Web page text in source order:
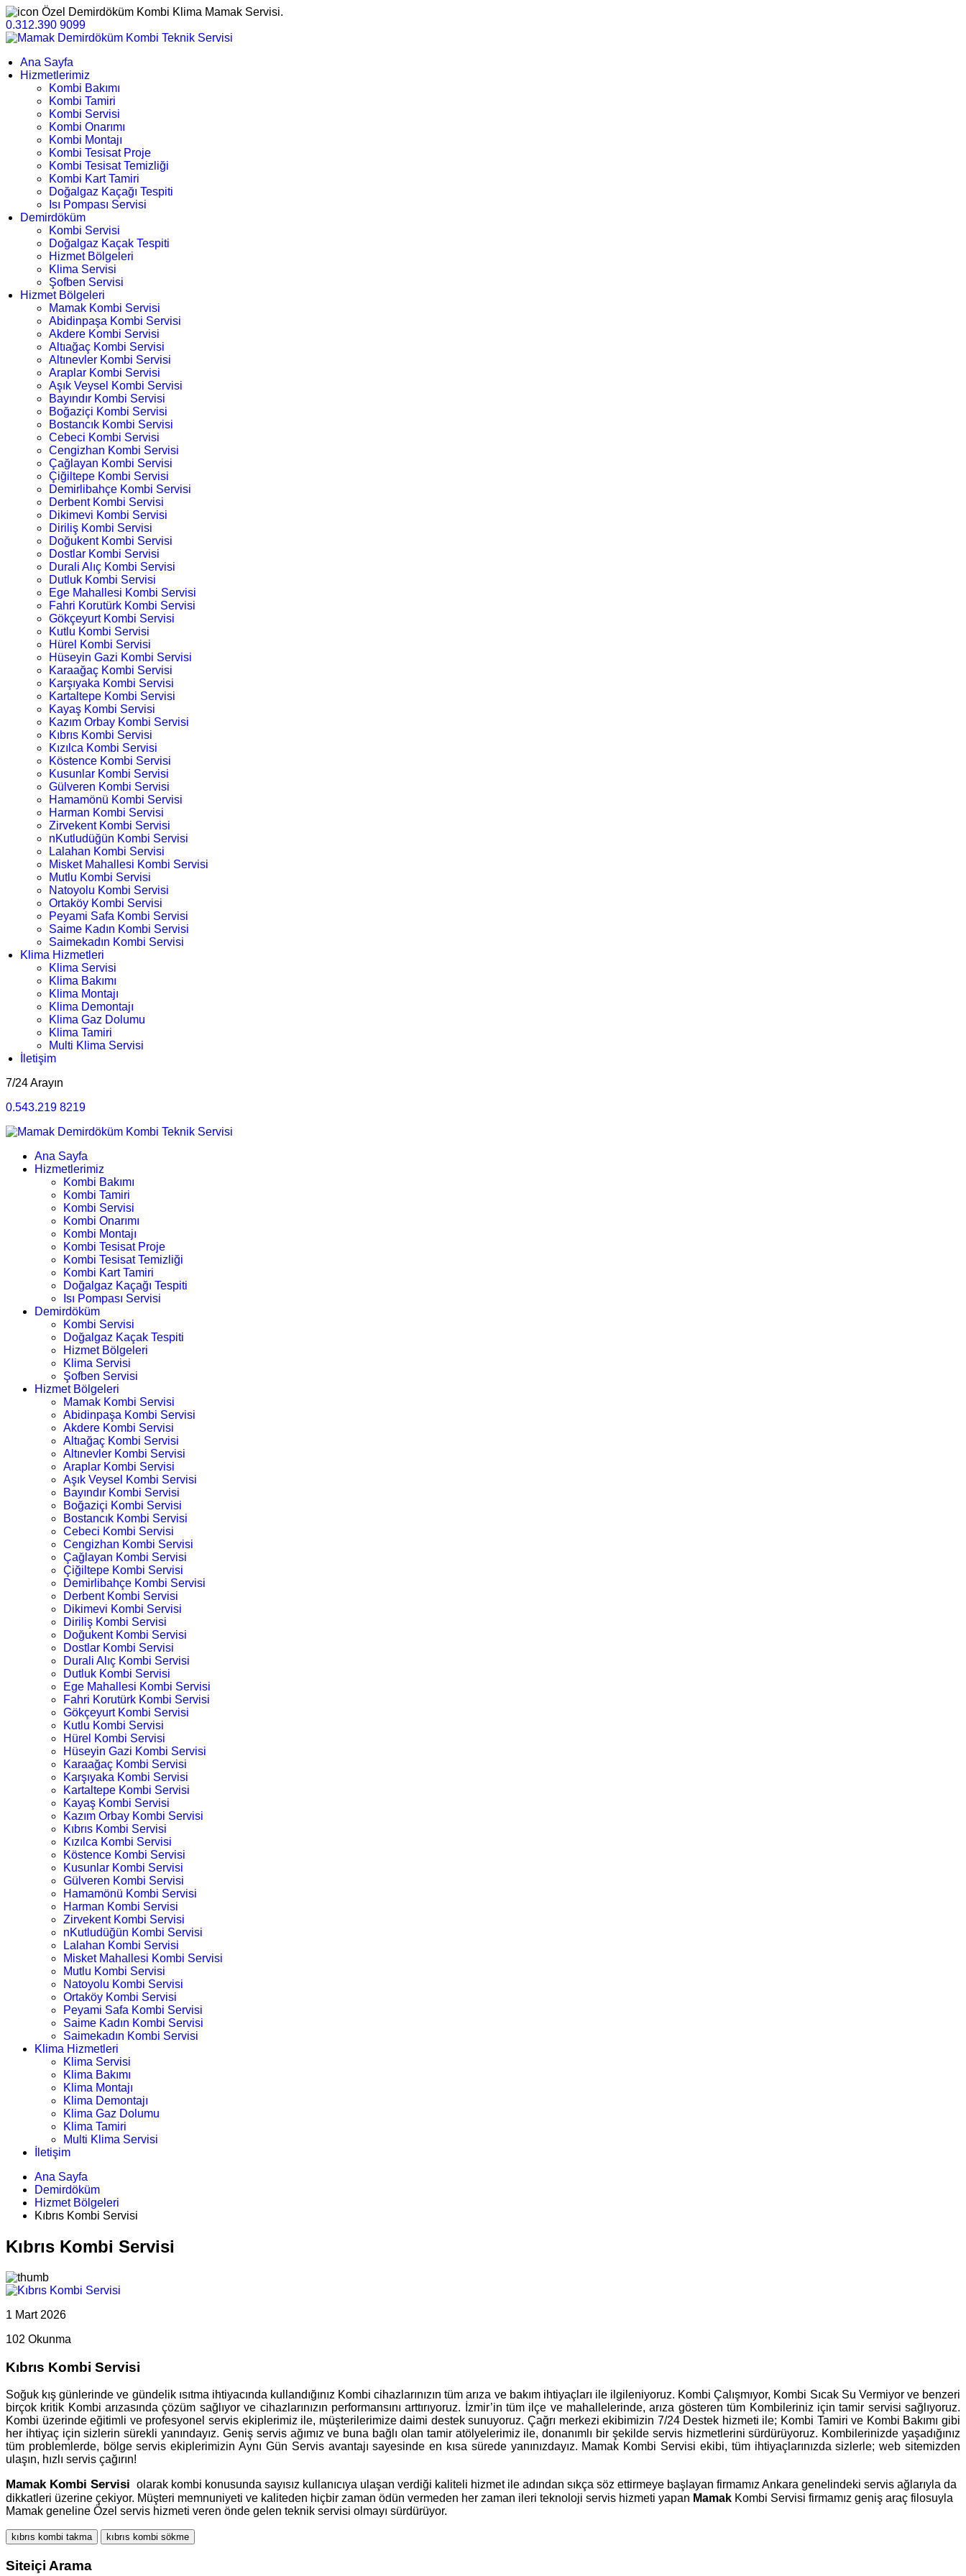
Özel Demirdöküm Kombi Klima Mamak Servisi.
0.312.390 9099
Ana Sayfa
Hizmetlerimiz
Kombi Bakımı
Kombi Tamiri
Kombi Servisi
Kombi Onarımı
Kombi Montajı
Kombi Tesisat Proje
Kombi Tesisat Temizliği
Kombi Kart Tamiri
Doğalgaz Kaçağı Tespiti
Isı Pompası Servisi
Demirdöküm
Kombi Servisi
Doğalgaz Kaçak Tespiti
Hizmet Bölgeleri
Klima Servisi
Şofben Servisi
Hizmet Bölgeleri
Mamak Kombi Servisi
Abidinpaşa Kombi Servisi
Akdere Kombi Servisi
Altıağaç Kombi Servisi
Altınevler Kombi Servisi
Araplar Kombi Servisi
Aşık Veysel Kombi Servisi
Bayındır Kombi Servisi
Boğaziçi Kombi Servisi
Bostancık Kombi Servisi
Cebeci Kombi Servisi
Cengizhan Kombi Servisi
Çağlayan Kombi Servisi
Çiğiltepe Kombi Servisi
Demirlibahçe Kombi Servisi
Derbent Kombi Servisi
Dikimevi Kombi Servisi
Diriliş Kombi Servisi
Doğukent Kombi Servisi
Dostlar Kombi Servisi
Durali Alıç Kombi Servisi
Dutluk Kombi Servisi
Ege Mahallesi Kombi Servisi
Fahri Korutürk Kombi Servisi
Gökçeyurt Kombi Servisi
Kutlu Kombi Servisi
Hürel Kombi Servisi
Hüseyin Gazi Kombi Servisi
Karaağaç Kombi Servisi
Karşıyaka Kombi Servisi
Kartaltepe Kombi Servisi
Kayaş Kombi Servisi
Kazım Orbay Kombi Servisi
Kıbrıs Kombi Servisi
Kızılca Kombi Servisi
Köstence Kombi Servisi
Kusunlar Kombi Servisi
Gülveren Kombi Servisi
Hamamönü Kombi Servisi
Harman Kombi Servisi
Zirvekent Kombi Servisi
nKutludüğün Kombi Servisi
Lalahan Kombi Servisi
Misket Mahallesi Kombi Servisi
Mutlu Kombi Servisi
Natoyolu Kombi Servisi
Ortaköy Kombi Servisi
Peyami Safa Kombi Servisi
Saime Kadın Kombi Servisi
Saimekadın Kombi Servisi
Klima Hizmetleri
Klima Servisi
Klima Bakımı
Klima Montajı
Klima Demontajı
Klima Gaz Dolumu
Klima Tamiri
Multi Klima Servisi
İletişim
7/24 Arayın
0.543.219 8219
Ana Sayfa
Hizmetlerimiz
Kombi Bakımı
Kombi Tamiri
Kombi Servisi
Kombi Onarımı
Kombi Montajı
Kombi Tesisat Proje
Kombi Tesisat Temizliği
Kombi Kart Tamiri
Doğalgaz Kaçağı Tespiti
Isı Pompası Servisi
Demirdöküm
Kombi Servisi
Doğalgaz Kaçak Tespiti
Hizmet Bölgeleri
Klima Servisi
Şofben Servisi
Hizmet Bölgeleri
Mamak Kombi Servisi
Abidinpaşa Kombi Servisi
Akdere Kombi Servisi
Altıağaç Kombi Servisi
Altınevler Kombi Servisi
Araplar Kombi Servisi
Aşık Veysel Kombi Servisi
Bayındır Kombi Servisi
Boğaziçi Kombi Servisi
Bostancık Kombi Servisi
Cebeci Kombi Servisi
Cengizhan Kombi Servisi
Çağlayan Kombi Servisi
Çiğiltepe Kombi Servisi
Demirlibahçe Kombi Servisi
Derbent Kombi Servisi
Dikimevi Kombi Servisi
Diriliş Kombi Servisi
Doğukent Kombi Servisi
Dostlar Kombi Servisi
Durali Alıç Kombi Servisi
Dutluk Kombi Servisi
Ege Mahallesi Kombi Servisi
Fahri Korutürk Kombi Servisi
Gökçeyurt Kombi Servisi
Kutlu Kombi Servisi
Hürel Kombi Servisi
Hüseyin Gazi Kombi Servisi
Karaağaç Kombi Servisi
Karşıyaka Kombi Servisi
Kartaltepe Kombi Servisi
Kayaş Kombi Servisi
Kazım Orbay Kombi Servisi
Kıbrıs Kombi Servisi
Kızılca Kombi Servisi
Köstence Kombi Servisi
Kusunlar Kombi Servisi
Gülveren Kombi Servisi
Hamamönü Kombi Servisi
Harman Kombi Servisi
Zirvekent Kombi Servisi
nKutludüğün Kombi Servisi
Lalahan Kombi Servisi
Misket Mahallesi Kombi Servisi
Mutlu Kombi Servisi
Natoyolu Kombi Servisi
Ortaköy Kombi Servisi
Peyami Safa Kombi Servisi
Saime Kadın Kombi Servisi
Saimekadın Kombi Servisi
Klima Hizmetleri
Klima Servisi
Klima Bakımı
Klima Montajı
Klima Demontajı
Klima Gaz Dolumu
Klima Tamiri
Multi Klima Servisi
İletişim
Ana Sayfa
Demirdöküm
Hizmet Bölgeleri
Kıbrıs Kombi Servisi
Kıbrıs Kombi Servisi
1 Mart 2026
102 Okunma
Kıbrıs Kombi Servisi
Soğuk kış günlerinde ve gündelik ısıtma ihtiyacında kullandığınız Kombi cihazlarınızın tüm arıza ve bakım ihtiyaçları ile ilgileniyoruz. Kombi Çalışmıyor, Kombi Sıcak Su Vermiyor ve benzeri
birçok kritik Kombi arızasında çözüm sağlıyor ve cihazlarınızın performansını arttırıyoruz. İzmir’in tüm ilçe ve mahallelerinde, arıza gösteren tüm Kombileriniz için tamir servisi sağlıyoruz.
Kombi üzerinde eğitimli ve profesyonel servis ekiplerimiz ile, müşterilerimize daimi destek sunuyoruz. Çağrı merkezi ekibimizin 7/24 Destek hizmeti ile; Kombi Tamiri ve Kombi Bakımı gibi
her ihtiyaç için sizlerin sürekli yanındayız. Geniş servis ağımız ve buna bağlı olan tamir atölyelerimiz ile, donanımlı bir şekilde servis hizmetlerini sürdürüyoruz. Kombilerinizde yaşadığınız
tüm problemlerde, bölge servis ekiplerimizin Aynı Gün Servis avantajı sayesinde en kısa sürede yanınızdayız. Mamak Kombi Servisi ekibi, tüm ihtiyaçlarınızda sizlerle; web sitemizden
ulaşın, hızlı servis çağırın!
MamakKombi Servisi olarak kombi konusunda sayısız kullanıcıya ulaşan verdiği kaliteli hizmet ile adından sıkça söz ettirmeye başlayan firmamız Ankara genelindeki servis ağlarıyla da
dikkatleri üzerine çekiyor. Müşteri memnuniyeti ve kaliteden hiçbir zaman ödün vermeden her zaman ileri teknoloji servis hizmeti yapan Mamak Kombi Servisi firmamız geniş araç filosuyla
Mamak geneline Özel servis hizmeti veren önde gelen teknik servisi olmayı sürdürüyor.
kıbrıs kombi takma kıbrıs kombi sökme
Siteiçi Arama